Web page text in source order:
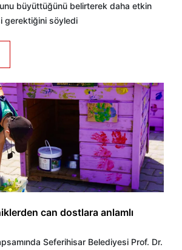
büyüttüğünü belirterek daha etkin
gerektiğini söyledi
can dostlara anlamlı
Seferihisar Belediyesi Prof. Dr.